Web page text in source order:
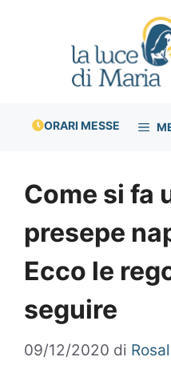
ORARI MESSE
Come si fa
presepe
Ecco le
seguire
09/12/2020 di